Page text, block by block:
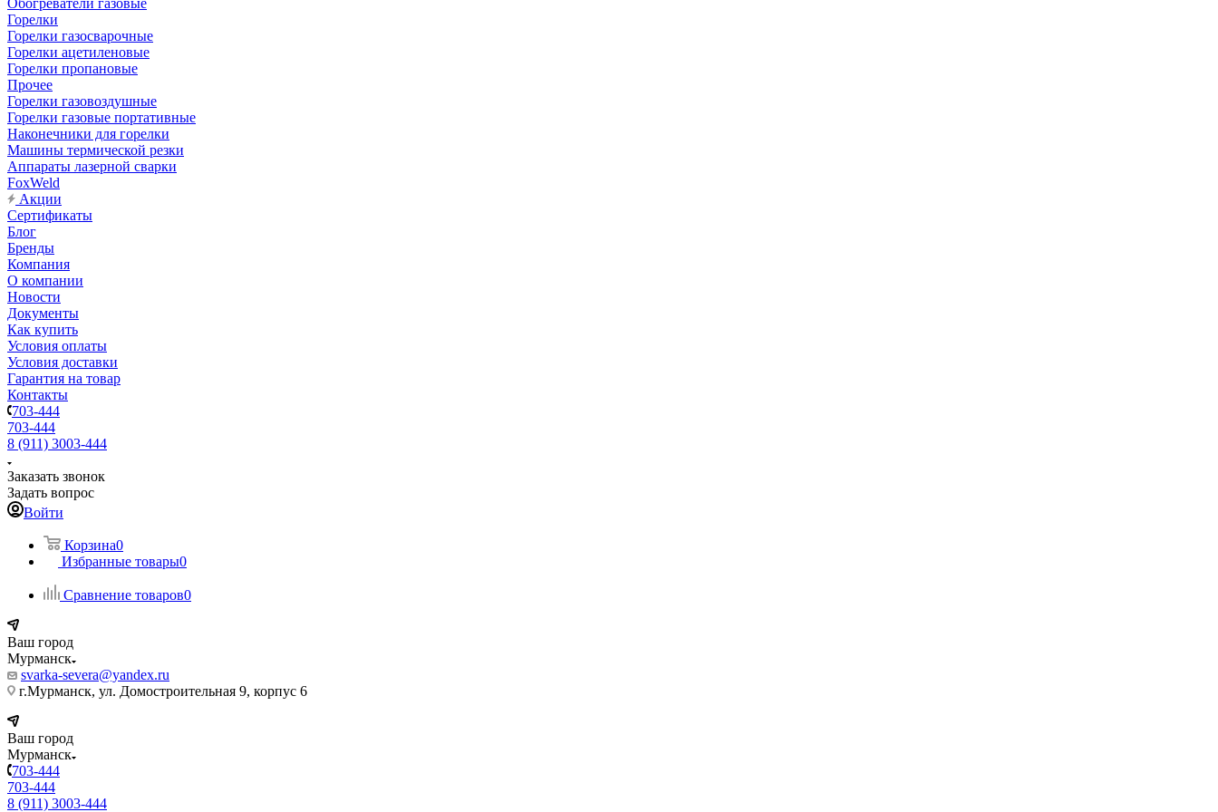
Обогреватели газовые
Горелки
Горелки газосварочные
Горелки ацетиленовые
Горелки пропановые
Прочее
Горелки газовоздушные
Горелки газовые портативные
Наконечники для горелки
Машины термической резки
Аппараты лазерной сварки
FoxWeld
Акции
Сертификаты
Блог
Бренды
Компания
О компании
Новости
Документы
Как купить
Условия оплаты
Условия доставки
Гарантия на товар
Контакты
703-444
703-444
8 (911) 3003-444
Заказать звонок
Задать вопрос
Войти
Корзина0
Избранные товары0
Сравнение товаров0
Ваш город
Мурманск
svarka-severa@yandex.ru
г.Мурманск, ул. Домостроительная 9, корпус 6
Ваш город
Мурманск
703-444
703-444
8 (911) 3003-444